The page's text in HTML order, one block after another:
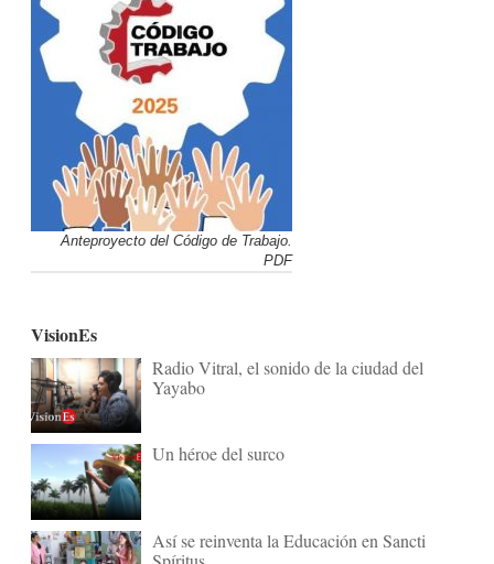
Anteproyecto del Código de Trabajo.
PDF
VisionEs
Radio Vitral, el sonido de la ciudad del
Yayabo
Un héroe del surco
Así se reinventa la Educación en Sancti